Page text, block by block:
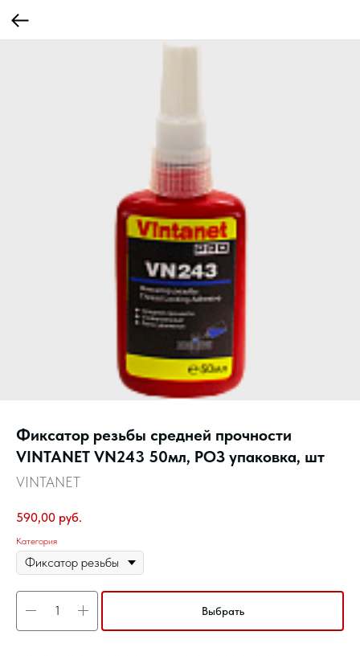
Фиксатор резьбы средней прочности
VINTANET VN243 50мл, РОЗ упаковка, шт
VINTANET
590,00 руб.
Категория
Выбрать